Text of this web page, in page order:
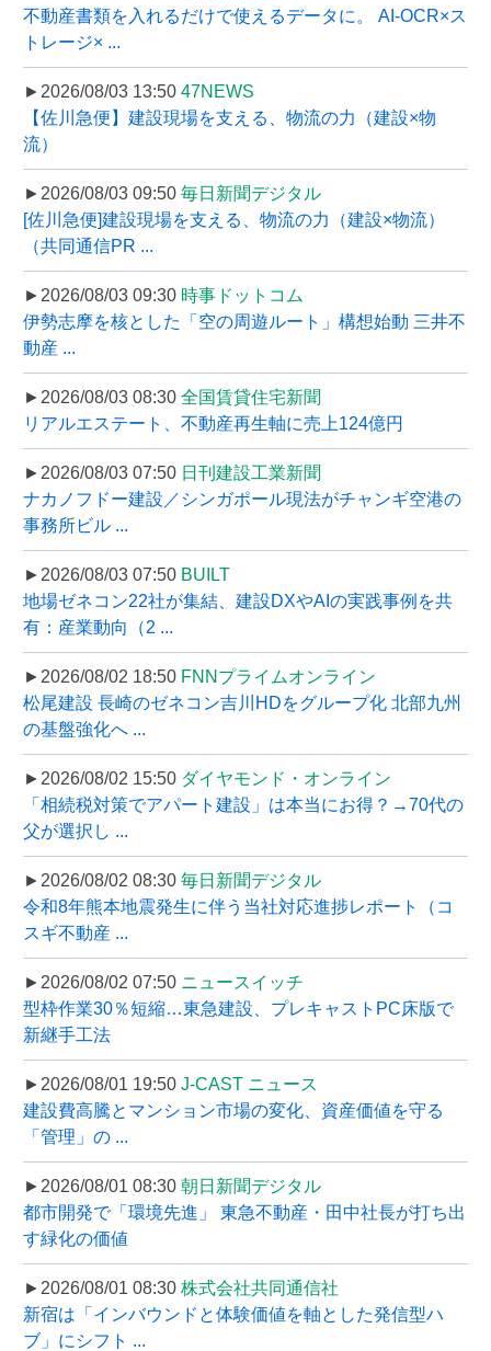
不動産書類を入れるだけで使えるデータに。 AI-OCR×ス
トレージ× ...
►2026/08/03 13:50 47NEWS
【佐川急便】建設現場を支える、物流の力（建設×物
流）
►2026/08/03 09:50 毎日新聞デジタル
[佐川急便]建設現場を支える、物流の力（建設×物流）
（共同通信PR ...
►2026/08/03 09:30 時事ドットコム
伊勢志摩を核とした「空の周遊ルート」構想始動 三井不
動産 ...
►2026/08/03 08:30 全国賃貸住宅新聞
リアルエステート、不動産再生軸に売上124億円
►2026/08/03 07:50 日刊建設工業新聞
ナカノフドー建設／シンガポール現法がチャンギ空港の
事務所ビル ...
►2026/08/03 07:50 BUILT
地場ゼネコン22社が集結、建設DXやAIの実践事例を共
有：産業動向（2 ...
►2026/08/02 18:50 FNNプライムオンライン
松尾建設 長崎のゼネコン吉川HDをグループ化 北部九州
の基盤強化へ ...
►2026/08/02 15:50 ダイヤモンド・オンライン
「相続税対策でアパート建設」は本当にお得？→70代の
父が選択し ...
►2026/08/02 08:30 毎日新聞デジタル
令和8年熊本地震発生に伴う当社対応進捗レポート（コ
スギ不動産 ...
►2026/08/02 07:50 ニュースイッチ
型枠作業30％短縮…東急建設、プレキャストPC床版で
新継手工法
►2026/08/01 19:50 J-CAST ニュース
建設費高騰とマンション市場の変化、資産価値を守る
「管理」の ...
►2026/08/01 08:30 朝日新聞デジタル
都市開発で「環境先進」 東急不動産・田中社長が打ち出
す緑化の価値
►2026/08/01 08:30 株式会社共同通信社
新宿は「インバウンドと体験価値を軸とした発信型ハ
ブ」にシフト ...